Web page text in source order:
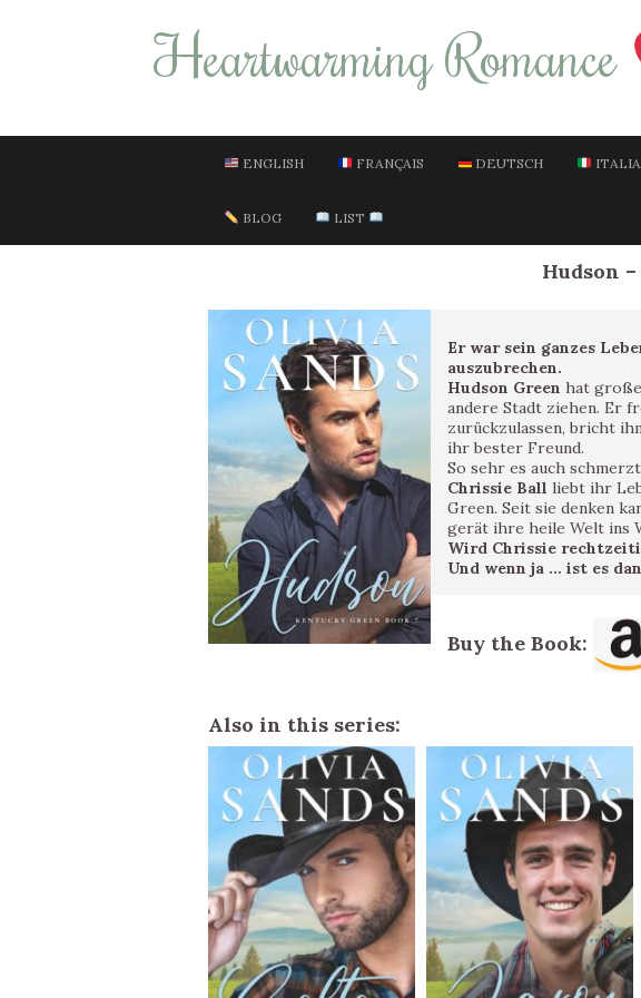
Heartwarming Romance
ENGLISH FRANÇAIS DEUTSCH
BLOG LIST
Hudson
Er war sein ganzes
auszubrechen.
Hudson Green hat
andere Stadt ziehen. Er
zurückzulassen, bricht
ihr bester Freund.
So sehr es auch
Chrissie Ball liebt ihr
Green. Seit sie denken
gerät ihre heile Welt ins
Wird Chrissie
Und wenn ja … ist es
Buy the Book:
Also in this series: